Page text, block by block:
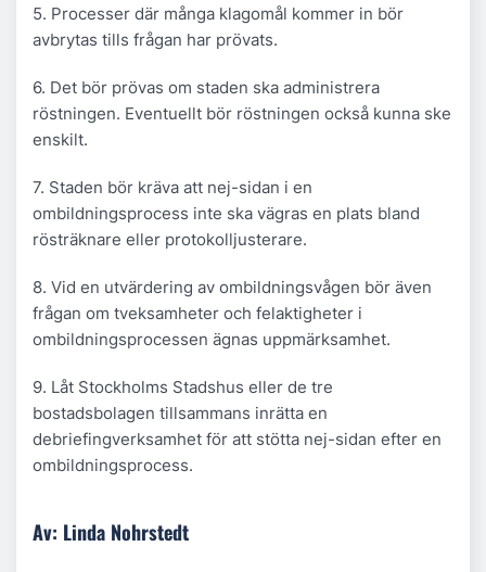
5. Processer där många klagomål kommer in bör
avbrytas tills frågan har prövats.
6. Det bör prövas om staden ska administrera
röstningen. Eventuellt bör röstningen också kunna ske
enskilt.
7. Staden bör kräva att nej-sidan i en
ombildningsprocess inte ska vägras en plats bland
rösträknare eller protokolljusterare.
8. Vid en utvärdering av ombildningsvågen bör även
frågan om tveksamheter och felaktigheter i
ombildningsprocessen ägnas uppmärksamhet.
9. Låt Stockholms Stadshus eller de tre
bostadsbolagen tillsammans inrätta en
debriefingverksamhet för att stötta nej-sidan efter en
ombildningsprocess.
Av: Linda Nohrstedt